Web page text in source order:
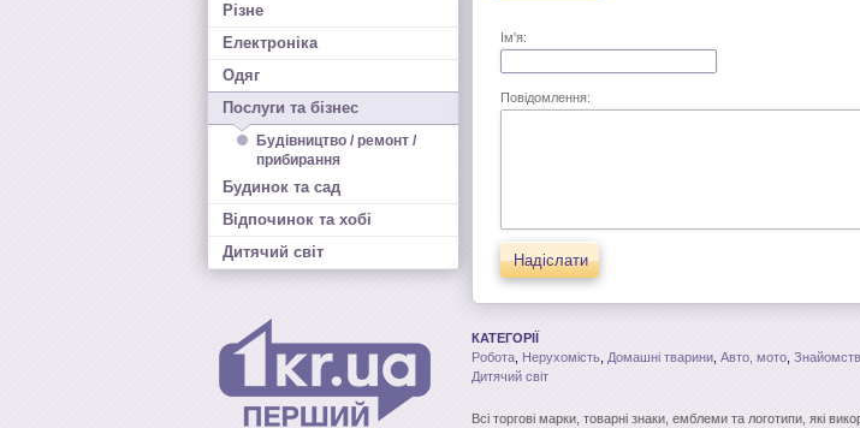
Різне
Електроніка
Одяг
Послуги та бізнес
Будівництво / ремонт /
прибирання
Будинок та сад
Відпочинок та хобі
Дитячий світ
Ім'я:
Повідомлення:
Надіслати
КАТЕГОРІЇ
Робота Нерухомість Домашні тварини Авто, мото
Дитячий світ
Всі торгові марки, товарні знаки, емблеми та логотипи, які